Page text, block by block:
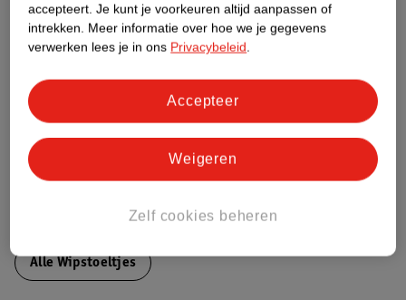
Nature Impact Score
Dit product heeft (nog) geen Nature
Meer informatie
Bestel & Bezorginformatie
Alle Wipstoeltjes
accepteert. Je kunt je voorkeuren altijd aanpassen of
intrekken. Meer informatie over hoe we je gegevens
verwerken lees je in ons Privacybeleid.
Zelf cookies beheren
Weigeren
Accepteer